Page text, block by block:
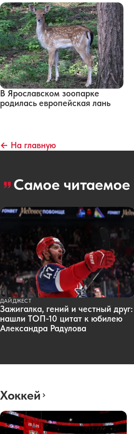
В Ярославском зоопарке
родилась европейская лань
← На главную
Самое читаемое
ДАЙДЖЕСТ
Зажигалка, гений и честный друг:
нашли ТОП-10 цитат к юбилею
Александра Радулова
Хоккей